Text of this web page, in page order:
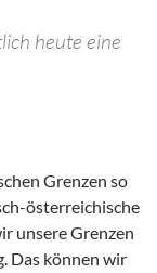
heute eine
Grenzen so
österreichische
unsere Grenzen
Das können wir